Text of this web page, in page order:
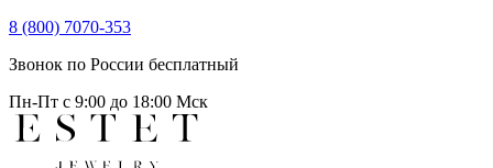
8 (800) 7070-353
Звонок по России бесплатный
Пн-Пт с 9:00 до 18:00 Мск